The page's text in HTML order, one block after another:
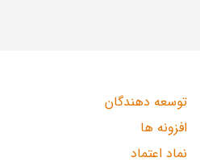
توسعه دهندگان
افزونه ها
نماد اعتماد